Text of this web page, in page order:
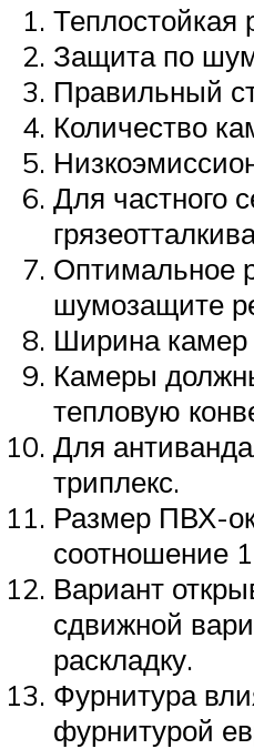
Теплостойкая
Защита по
Правильный
Количество
Для частного
Оптимальное
шумозащите
Ширина камер
Камеры
тепловую
Для
триплекс.
Размер ПВХ-
соотношение
Вариант
сдвижной
раскладку.
Фурнитура
фурнитурой